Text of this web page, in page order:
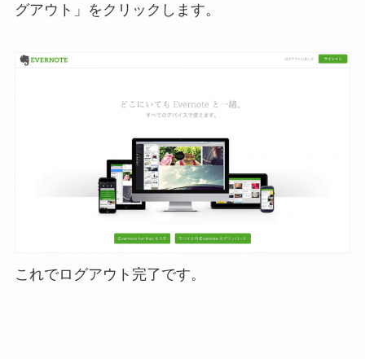
グアウト」をクリックします。
これでログアウト完了です。